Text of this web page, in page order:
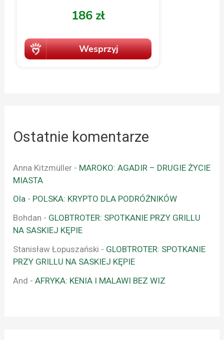
Ostatnie komentarze
Anna Kitzmüller - MAROKO: AGADIR – DRUGIE ŻYCIE
MIASTA
Ola - POLSKA: KRYPTO DLA PODRÓŻNIKÓW
Bohdan - GLOBTROTER: SPOTKANIE PRZY GRILLU
NA SASKIEJ KĘPIE
Stanisław Łopuszański - GLOBTROTER: SPOTKANIE
PRZY GRILLU NA SASKIEJ KĘPIE
And -AFRYKA: KENIA I MALAWI BEZ WIZ